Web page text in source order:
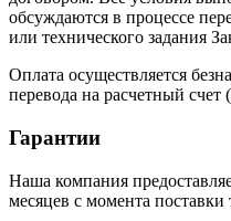
обсуждаются в процессе
или технического задания
Оплата осуществляется
перевода на расчетный
Гарантии
Наша компания
месяцев с момента поставки